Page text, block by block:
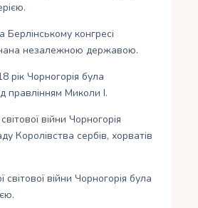
Берлінському конгресі
незалежною державою.
рік Чорногорія була
правлінням Миколи I.
війни Чорногорія
Королівства сербів, хорватів
світової війни Чорногорія була